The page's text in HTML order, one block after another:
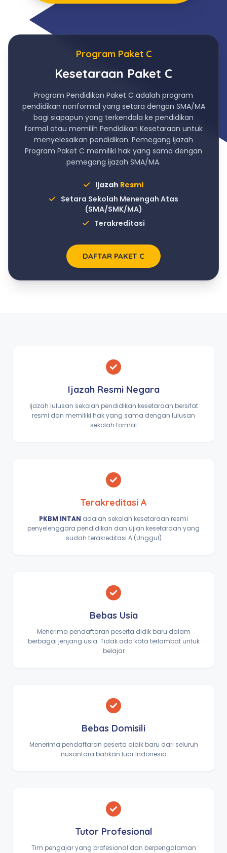
Program Paket C
Kesetaraan Paket C
Program Pendidikan Paket C adalah program
pendidikan nonformal yang setara dengan SMA/MA
bagi siapapun yang terkendala ke pendidikan
formal atau memilih Pendidikan Kesetaraan untuk
menyelesaikan pendidikan. Pemegang ijazah
Program Paket C memiliki hak yang sama dengan
pemegang ijazah SMA/MA.
Ijazah Resmi
Setara Sekolah Menengah Atas
(SMA/SMK/MA)
Terakreditasi
DAFTAR PAKET C
Ijazah Resmi Negara
Ijazah lulusan sekolah pendidikan kesetaraan bersifat
resmi dan memiliki hak yang sama dengan lulusan
sekolah formal
Terakreditasi A
PKBM INTAN adalah sekolah kesetaraan resmi
penyelenggara pendidikan dan ujian kesetaraan yang
sudah terakreditasi A (Unggul)
Bebas Usia
Menerima pendaftaran peserta didik baru dalam
berbagai jenjang usia. Tidak ada kata terlambat untuk
belajar
Bebas Domisili
Menerima pendaftaran peserta didik baru dari seluruh
nusantara bahkan luar Indonesia
Tutor Profesional
Tim pengajar yang profesional dan berpengalaman